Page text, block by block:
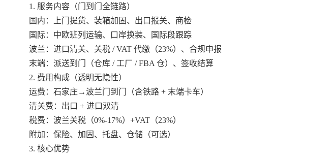
1. 服务内容（门到门全链路）
国内：上门提货、装箱加固、出口报关、商检
国际：中欧班列运输、口岸换装、国际段跟踪
波兰：进口清关、关税 / VAT 代缴（23%）、合规申报
末端：派送到门（仓库 / 工厂 / FBA 仓）、签收结算
2. 费用构成（透明无隐性）
运费：石家庄→波兰门到门（含铁路 + 末端卡车）
清关费：出口 + 进口双清
税费：波兰关税（0%-17%）+VAT（23%）
附加：保险、加固、托盘、仓储（可选）
3. 核心优势